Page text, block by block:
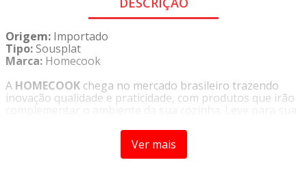
Origem: Importado
Tipo:Sousplat
Marca: Homecook
A HOMECOOK chega no mercado brasileiro trazendo
inovação qualidade e praticidade, com produtos que irão
complementar o ambiente da sua cozinha. Leve para sua
produtos HomeCook, perfeitos para organizar, preparar
e servir com mais facilidade no seu dia a dia.
Ver mais